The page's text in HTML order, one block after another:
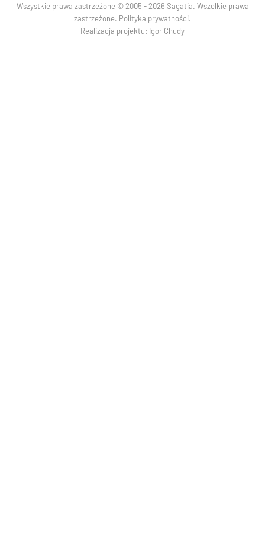
Wszystkie prawa zastrzeżone © 2005 - 2026 Sagatia. Wszelkie prawa
zastrzeżone. Polityka prywatności.
Realizacja projektu: Igor Chudy